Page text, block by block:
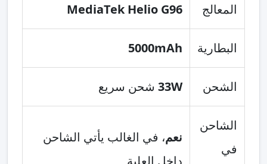
المعالج MediaTek Helio G96
البطارية 5000mAh
الشحن 33W شحن سريع
الشاحن
في
نعم، في الغالب يأتي الشاحن
داخل العلبة